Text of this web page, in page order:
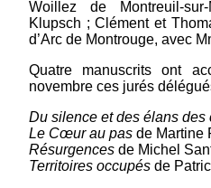
Eleusis
lauréate du Trouvères
1975 à Clermont-Ferrand.
2003 le Prix de la
Marcel Bleustein-
le temps (éd. Cheyne).
récompensé par le...
Woillez de Montreuil-
Klupsch ; Clément et
d’Arc de Montrouge, avec
Quatre manuscrits ont
novembre ces jurés
Du silence et des élans des
Le Cœur au pas de Martine
Résurgences de Michel
Territoires occupés de